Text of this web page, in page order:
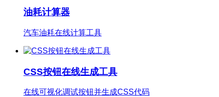
油耗计算器
汽车油耗在线计算工具
CSS按钮在线生成工具
在线可视化调试按钮并生成CSS代码